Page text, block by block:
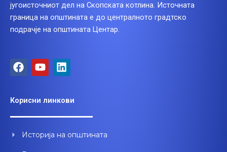
југоисточниот дел на Скопската котлина. Источната
граница на општината е до централното градтско
подрачје на општината Центар.
F
a
b
o
k
Y
o
u
b
L
i
e
d
n
Корисни линкови
Историја на општината